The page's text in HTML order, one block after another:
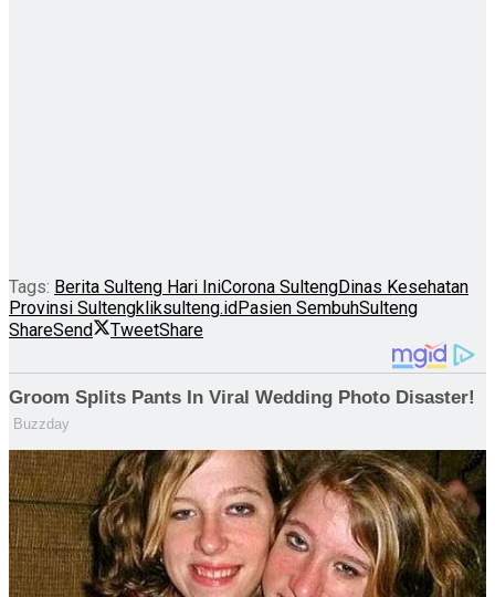
Tags: Berita Sulteng Hari IniCorona SultengDinas Kesehatan
Provinsi Sultengkliksulteng.idPasien SembuhSulteng
ShareSend TweetShare